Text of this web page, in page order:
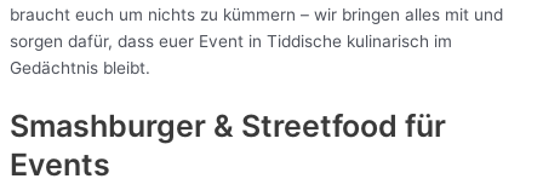
braucht euch um nichts zu kümmern – wir bringen alles mit und
sorgen dafür, dass euer Event in Tiddische kulinarisch im
Gedächtnis bleibt.
Smashburger & Streetfood für
Events